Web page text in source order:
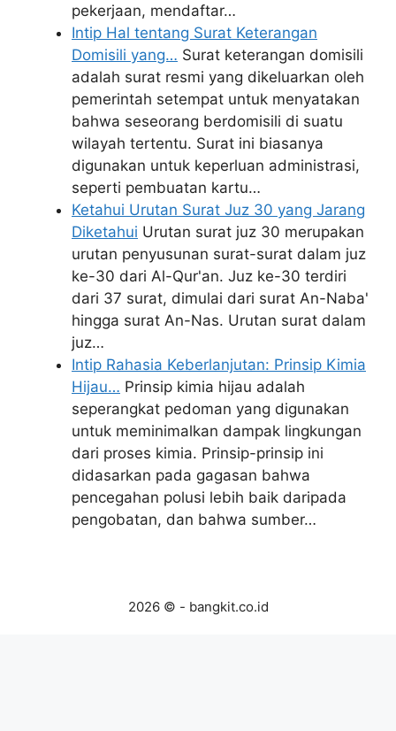
pekerjaan, mendaftar…
Intip Hal tentang Surat Keterangan
Domisili yang… Surat keterangan domisili
adalah surat resmi yang dikeluarkan oleh
pemerintah setempat untuk menyatakan
bahwa seseorang berdomisili di suatu
wilayah tertentu. Surat ini biasanya
digunakan untuk keperluan administrasi,
seperti pembuatan kartu…
Ketahui Urutan Surat Juz 30 yang Jarang
Diketahui Urutan surat juz 30 merupakan
urutan penyusunan surat-surat dalam juz
ke-30 dari Al-Qur'an. Juz ke-30 terdiri
dari 37 surat, dimulai dari surat An-Naba'
hingga surat An-Nas. Urutan surat dalam
juz…
Intip Rahasia Keberlanjutan: Prinsip Kimia
Hijau… Prinsip kimia hijau adalah
seperangkat pedoman yang digunakan
untuk meminimalkan dampak lingkungan
dari proses kimia. Prinsip-prinsip ini
didasarkan pada gagasan bahwa
pencegahan polusi lebih baik daripada
pengobatan, dan bahwa sumber…
2026 © - bangkit.co.id